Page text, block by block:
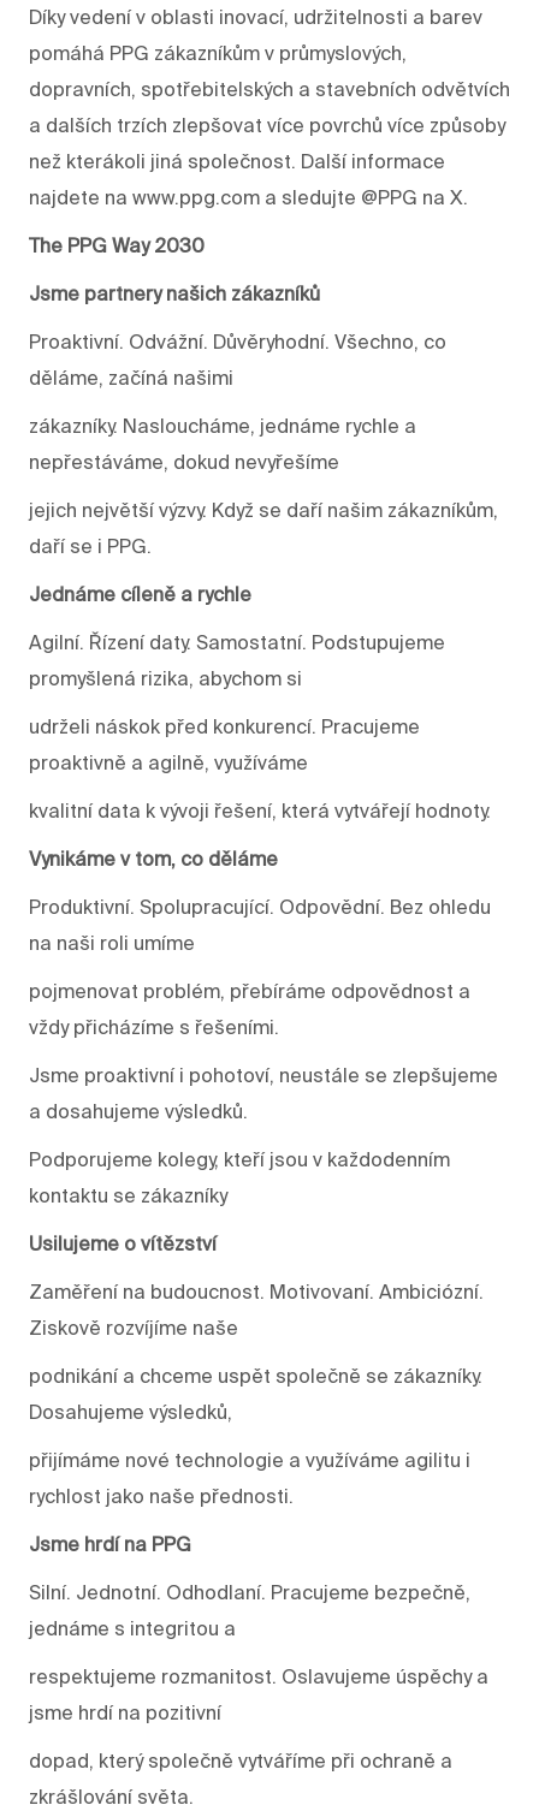
Díky vedení v oblasti inovací, udržitelnosti a barev
pomáhá PPG zákazníkům v průmyslových,
dopravních, spotřebitelských a stavebních odvětvích
a dalších trzích zlepšovat více povrchů více způsoby
než kterákoli jiná společnost. Další informace
najdete na www.ppg.com a sledujte @PPG na X.
The PPG Way 2030
Jsme partnery našich zákazníků
Proaktivní. Odvážní. Důvěryhodní. Všechno, co
děláme, začíná našimi
zákazníky. Nasloucháme, jednáme rychle a
nepřestáváme, dokud nevyřešíme
jejich největší výzvy. Když se daří našim zákazníkům,
daří se i PPG.
Jednáme cíleně a rychle
Agilní. Řízení daty. Samostatní. Podstupujeme
promyšlená rizika, abychom si
udrželi náskok před konkurencí. Pracujeme
proaktivně a agilně, využíváme
kvalitní data k vývoji řešení, která vytvářejí hodnoty.
Vynikáme v tom, co děláme
Produktivní. Spolupracující. Odpovědní. Bez ohledu
na naši roli umíme
pojmenovat problém, přebíráme odpovědnost a
vždy přicházíme s řešeními.
Jsme proaktivní i pohotoví, neustále se zlepšujeme
a dosahujeme výsledků.
Podporujeme kolegy, kteří jsou v každodenním
kontaktu se zákazníky
Usilujeme o vítězství
Zaměření na budoucnost. Motivovaní. Ambiciózní.
Ziskově rozvíjíme naše
podnikání a chceme uspět společně se zákazníky.
Dosahujeme výsledků,
přijímáme nové technologie a využíváme agilitu i
rychlost jako naše přednosti.
Jsme hrdí na PPG
Silní. Jednotní. Odhodlaní. Pracujeme bezpečně,
jednáme s integritou a
respektujeme rozmanitost. Oslavujeme úspěchy a
jsme hrdí na pozitivní
dopad, který společně vytváříme při ochraně a
zkrášlování světa.